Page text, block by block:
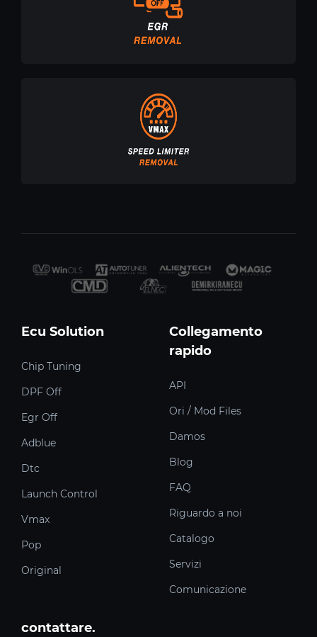
Ecu Solution
Chip Tuning
DPF Off
Egr Off
Adblue
Dtc
Launch Control
Vmax
Pop
Original
Collegamento
rapido
API
Ori / Mod Files
Damos
Blog
FAQ
Riguardo a noi
Catalogo
Servizi
Comunicazione
contattare.